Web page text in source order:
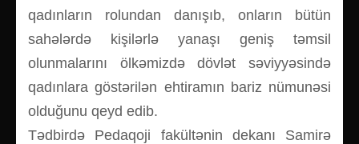
qadınların rolundan danışıb, onların bütün
sahələrdə kişilərlə yanaşı geniş təmsil
olunmalarını ölkəmizdə dövlət səviyyəsində
qadınlara göstərilən ehtiramın bariz nümunəsi
olduğunu qeyd edib.
Tədbirdə Pedaqoji fakültənin dekanı Samirə